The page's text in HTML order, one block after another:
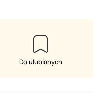
Do ulubionych